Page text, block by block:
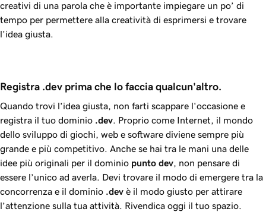
creativi di una parola che è importante impiegare un po’ di
tempo per permettere alla creatività di esprimersi e trovare
l’idea giusta.
Registra .dev prima che lo faccia qualcun'altro.
Quando trovi l’idea giusta, non farti scappare l'occasione e
registra il tuo dominio .dev. Proprio come Internet, il mondo
dello sviluppo di giochi, web e software diviene sempre più
grande e più competitivo. Anche se hai tra le mani una delle
idee più originali per il dominio punto dev, non pensare di
essere l’unico ad averla. Devi trovare il modo di emergere tra la
concorrenza e il dominio .dev è il modo giusto per attirare
l’attenzione sulla tua attività. Rivendica oggi il tuo spazio.